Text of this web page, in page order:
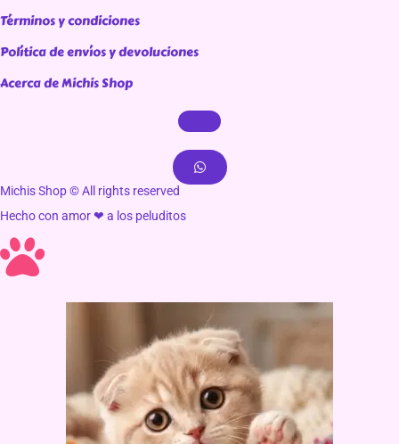
Términos y condiciones
Política de envíos y devoluciones
Acerca de Michis Shop
Michis Shop © All rights reserved
Hecho con amor ❤ a los peluditos